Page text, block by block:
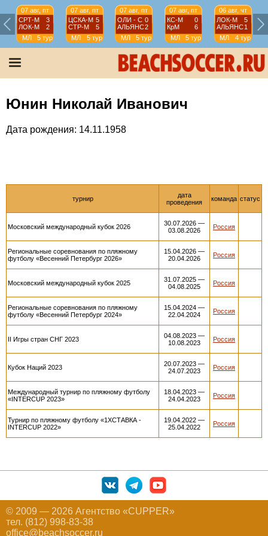
07 авг, пт
СРТ-М
3
ЛОК-М
2
МЛ
5 тур
07 авг, пт
ЦСКА-М 5
СТР-М
5
МЛ
5 тур
07 авг, пт
ОЛИ - С 0
АЛЬЯНС2
МЛ
5 тур
07 авг, пт
КС-М
0
КрМ
6
МЛ
5 тур
06 авг, чт
ЛОК-М
5
АЛЬЯНС1
МЛ
4 тур
Юнин Николай Иванович
Дата рождения: 14.11.1958
турнир
дата
проведения
команда статус
Московский международный кубок 2026
30.07.2026 —
03.08.2026
Россия
Региональные соревнования по пляжному
футболу «Весенний Петербург 2026»
15.04.2026 —
20.04.2026
Россия
Московский международный кубок 2025
31.07.2025 —
04.08.2025
Россия
Региональные соревнования по пляжному
футболу «Весенний Петербург 2024»
15.04.2024 —
22.04.2024
Россия
II Игры стран СНГ 2023
04.08.2023 —
10.08.2023
Россия
Кубок Наций 2023
20.07.2023 —
24.07.2023
Россия
Международный турнир по пляжному футболу
«INTERCUP 2023»
18.04.2023 —
24.04.2023
Россия
Турнир по пляжному футболу «1ХСТАВКА -
INTERCUP 2022»
19.04.2022 —
25.04.2022
Россия
© 2009 — 2026 Агентство «CUPPER»
тел. (812) 998-83-38
office@beachsoccer.ru